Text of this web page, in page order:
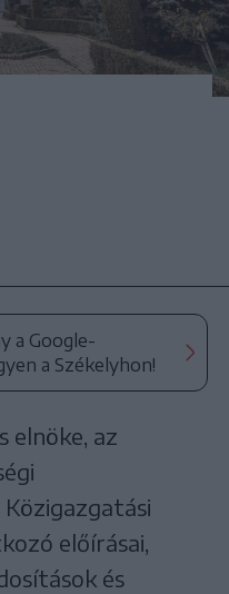
a Google-
a Székelyhon!
elnöke, az
előírásai,
és